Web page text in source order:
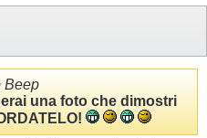
Beep
una foto che dimostri